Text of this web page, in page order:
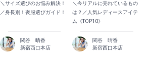
＼サイズ選びのお悩み解決！
／身長別！喪服選びガイド！
関谷 晴香
新宿西口本店
＼今リアルに売れているもの
は？／人気レディースアイテ
ム《TOP10》
関谷 晴香
新宿西口本店